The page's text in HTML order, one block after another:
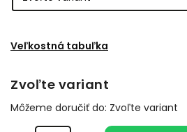
Veľkostná tabuľka
Zvoľte variant
Môžeme doručiť do: Zvoľte variant